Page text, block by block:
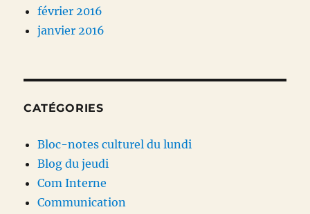
février 2016
janvier 2016
CATÉGORIES
Bloc-notes culturel du lundi
Blog du jeudi
Com Interne
Communication